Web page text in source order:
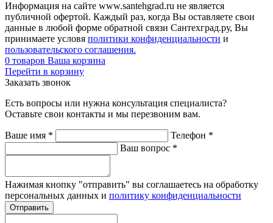
Информация на сайте www.santehgrad.ru не является
публичной офертой. Каждый раз, когда Вы оставляете свои
данные в любой форме обратной связи Сантехград.ру, Вы
принимаете условя политики конфиденциальности и
пользовательского соглашения.
0 товаров Ваша корзина
Перейти в корзину
Заказать звонок
Есть вопросы или нужна консультация специалиста?
Оставьте свои контакты и мы перезвоним вам.
Ваше имя * Телефон *
Ваш вопрос *
Нажимая кнопку "отправить" вы соглашаетесь на обработку
персональных данных и политику конфиденциальности